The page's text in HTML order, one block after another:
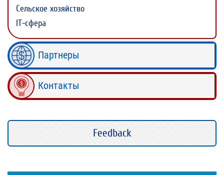
Сельское хозяйство
IT-сфера
Партнеры
Контакты
Feedback